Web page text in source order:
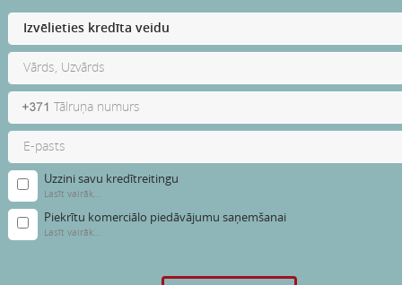
Uzzini savu kredītreitingu
Lasīt vairāk...
Piekrītu komerciālo piedāvājumu saņemšanai
Lasīt vairāk...